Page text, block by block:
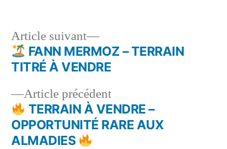
Navigation
l’article
Article précédentArticle
précédent :
TERRAIN À VENDRE –
OPPORTUNITÉ RARE AUX
ALMADIES
Article suivant
Article
suivant :
FANN MERMOZ – TERRAIN
TITRÉ À VENDRE